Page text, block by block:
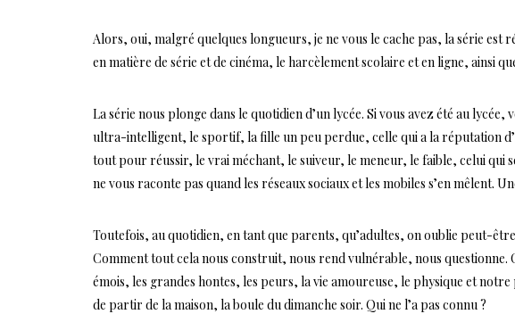
Alors, oui, malgré quelques longueurs, je ne vous le cache pas, la série est
en matière de série et de cinéma, le harcèlement scolaire et en ligne, ainsi
La série nous plonge dans le quotidien d’un lycée. Si vous avez été au
ultra-intelligent, le sportif, la fille un peu perdue, celle qui a la réputation
tout pour réussir, le vrai méchant, le suiveur, le meneur, le faible, celui qui
ne vous raconte pas quand les réseaux sociaux et les mobiles s’en mêlent.
Toutefois, au quotidien, en tant que parents, qu’adultes, on oublie peut-
Comment tout cela nous construit, nous rend vulnérable, nous questionne.
émois, les grandes hontes, les peurs, la vie amoureuse, le physique et
de partir de la maison, la boule du dimanche soir. Qui ne l’a pas connu ?